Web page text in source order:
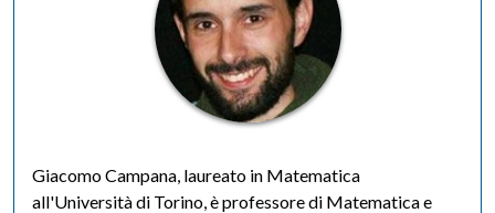
Giacomo Campana, laureato in Matematica
all'Università di Torino, è professore di Matematica e